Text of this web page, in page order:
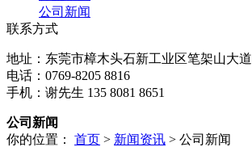
公司新闻
联系方式
地址：东莞市樟木头石新工业区笔架山大道
电话：0769-8205 8816
手机：谢先生 135 8081 8651
公司新闻
你的位置： 首页 > 新闻资讯 > 公司新闻